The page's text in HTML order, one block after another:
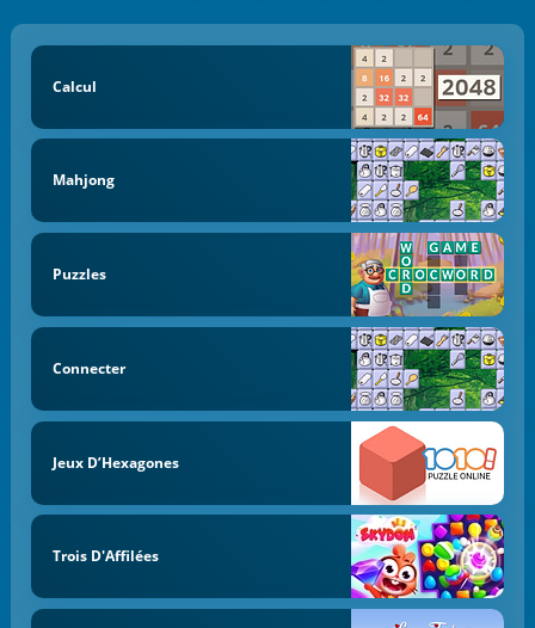
Calcul
Mahjong
Puzzles
Connecter
Jeux D’Hexagones
Trois D'Affilées